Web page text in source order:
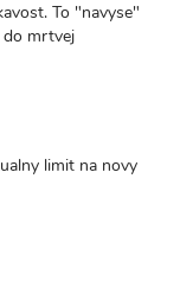
To "navyse"
do mrtvej
limit na novy